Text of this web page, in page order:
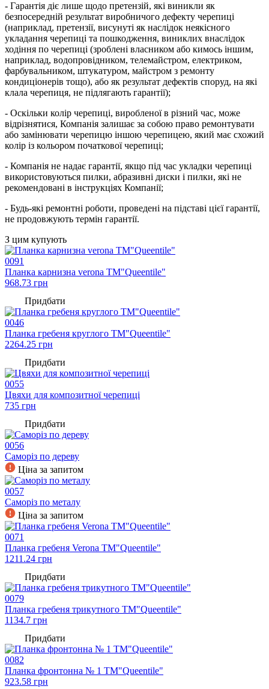
- Гарантія діє лише щодо претензій, які виникли як
безпосередній результат виробничого дефекту черепиці
(наприклад, претензії, висунуті як наслідок неякісного
укладання черепиці та пошкодження, виниклих внаслідок
ходіння по черепиці (зроблені власником або кимось іншим,
наприклад, водопровідником, телемайстром, електриком,
фарбувальником, штукатуром, майстром з ремонту
кондиціонерів тощо), або як результат дефектів споруд, на які
клала черепиця, не підлягають гарантії);
- Оскільки колір черепиці, виробленої в різний час, може
відрізнятися, Компанія залишає за собою право ремонтувати
або замінювати черепицю іншою черепицею, який має схожий
колір із кольором початкової черепиці;
- Компанія не надає гарантії, якщо під час укладки черепиці
використовуються пилки, абразивні диски і пилки, які не
рекомендовані в інструкціях Компанії;
- Будь-які ремонтні роботи, проведені на підставі цієї гарантії,
не продовжують термін гарантії.
З цим купують
0091
Планка карнизна verona TM"Queentile"
968.73 грн
Придбати
0046
Планка гребеня круглого TM"Queentile"
2264.25 грн
Придбати
0055
Цвяхи для композитної черепиці
735 грн
Придбати
0056
Саморіз по дереву
Ціна за запитом
0057
Саморіз по металу
Ціна за запитом
0071
Планка гребеня Verona TM"Queentile"
1211.24 грн
Придбати
0079
Планка гребеня трикутного TM"Queentile"
1134.7 грн
Придбати
0082
Планка фронтонна № 1 TM"Queentile"
923.58 грн